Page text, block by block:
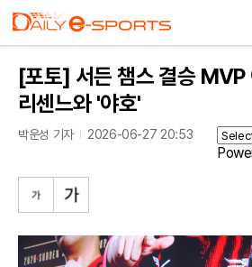
[포토] 서든 챔스 결승 MVP
리센느와 '야호'
박운성 기자 2026-06-27 20:53